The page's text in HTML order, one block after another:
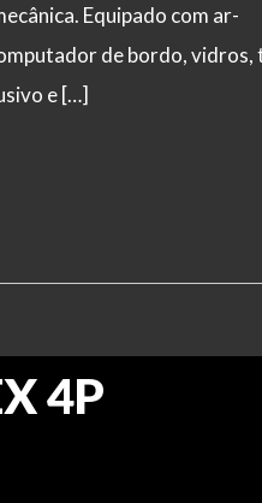
Equipado com ar-
de bordo, vidros,
e […]
4P